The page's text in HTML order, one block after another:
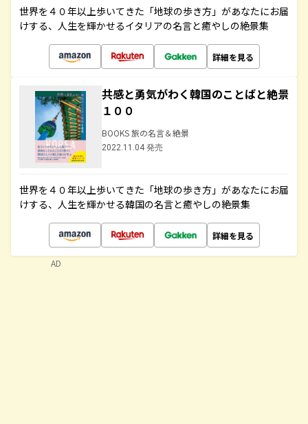
世界を４０年以上歩いてきた「地球の歩き方」があなたにお届
けする、人生を輝かせるイタリアの名言と癒やしの絶景集
詳細を見る
共感と勇気がわく韓国のことばと絶景
１００
BOOKS 旅の名言＆絶景
2022.11.04 発売
世界を４０年以上歩いてきた「地球の歩き方」があなたにお届
けする、人生を輝かせる韓国の名言と癒やしの絶景集
詳細を見る
AD